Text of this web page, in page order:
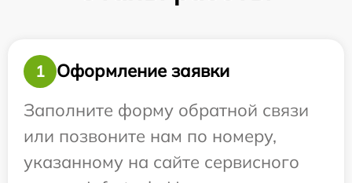
1
Оформление заявки
Заполните форму обратной связи
или позвоните нам по номеру,
указанному на сайте сервисного